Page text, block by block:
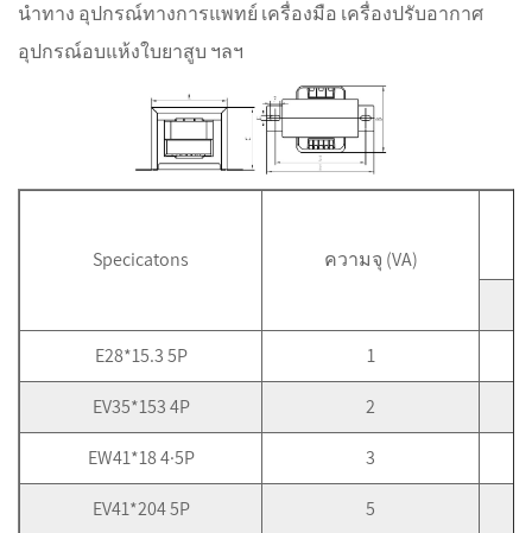
นำทาง อุปกรณ์ทางการแพทย์ เครื่องมือ เครื่องปรับอากาศ
อุปกรณ์อบแห้งใบยาสูบ ฯลฯ
Specicatons ความจุ (VA)
E28*15.3 5P 1
EV35*153 4P 2
EW41*18 4·5P 3
EV41*204 5P 5